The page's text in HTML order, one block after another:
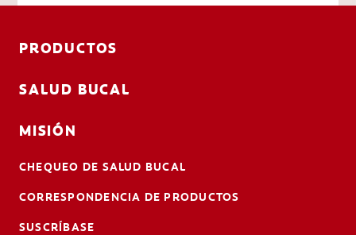
PRODUCTOS
SALUD BUCAL
MISIÓN
CHEQUEO DE SALUD BUCAL
CORRESPONDENCIA DE PRODUCTOS
SUSCRÍBASE